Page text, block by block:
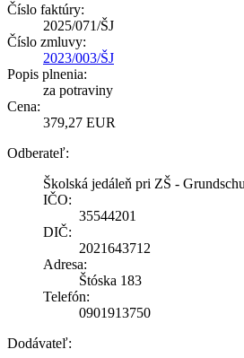
Číslo faktúry:
2025/071/ŠJ
Číslo zmluvy:
2023/003/ŠJ
Popis plnenia:
za potraviny
Cena:
379,27 EUR
Odberateľ:
Školská jedáleň pri ZŠ -
IČO:
35544201
DIČ:
2021643712
Adresa:
Štóska 183
Telefón:
0901913750
Dodávateľ: